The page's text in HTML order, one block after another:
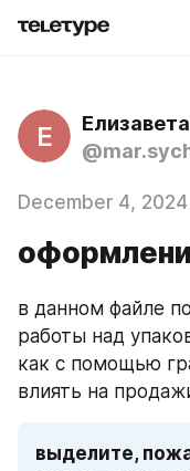
Е
December 4, 2024
в данном файле
работы над
как с помощью
влиять на
выделите,